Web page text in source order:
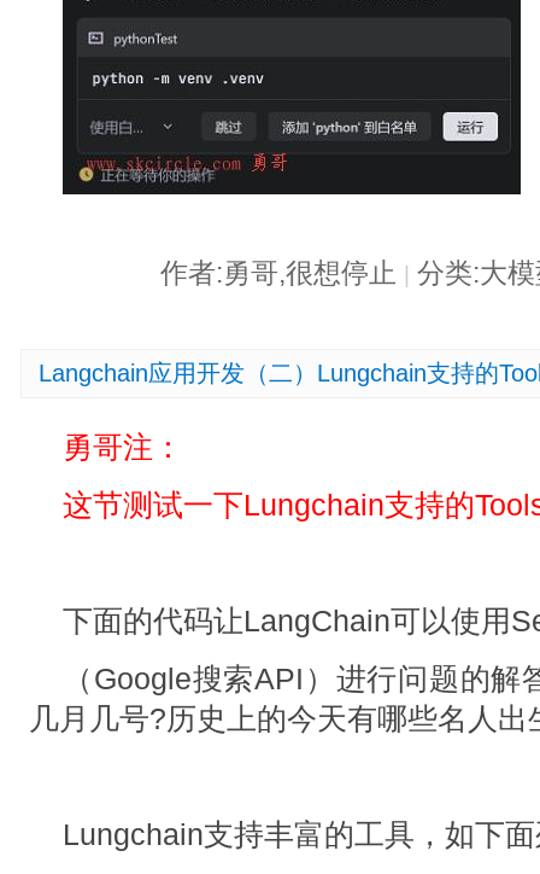
作者:勇哥,很想停止 分类:大
Langchain应用开发（二）Lungchain支持的
勇哥注：
这节测试一下Lungchain支持的
下面的代码让LangChain可以使用
（Google搜索API）进行问题的
几月几号?历史上的今天有哪些名人出
Lungchain支持丰富的工具，如下